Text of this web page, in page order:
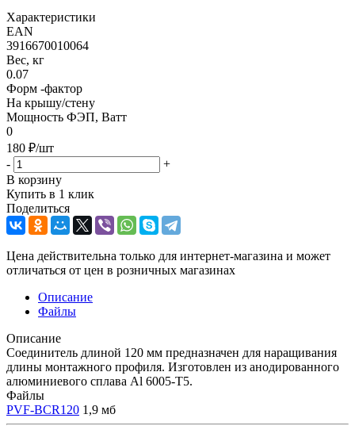
Характеристики
EAN
3916670010064
Вес, кг
0.07
Форм -фактор
На крышу/стену
Мощность ФЭП, Ватт
0
180 ₽/шт
-
+
В корзину
Купить в 1 клик
Поделиться
Цена действительна только для интернет-магазина и может
отличаться от цен в розничных магазинах
Описание
Файлы
Описание
Соединитель длиной 120 мм предназначен для наращивания
длины монтажного профиля. Изготовлен из анодированного
алюминиевого сплава Al 6005-T5.
Файлы
PVF-BCR120 1,9 мб